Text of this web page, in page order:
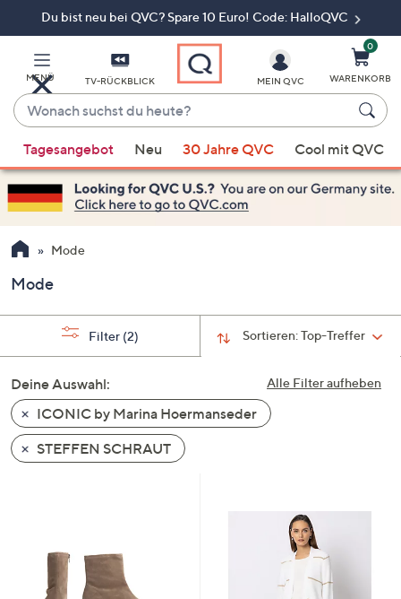
Du bist neu bei QVC? Spare 10 Euro! Code: HalloQVC
MENÜ TV-RÜCKBLICK
Wonach
suchst
du
heute?
Vorschläge
verfügbar
sind,
verwenden
Sie
Pfeiltasten
nach
und
nach
unten
oder
wischen
Sie
MEIN QVC
0
WARENKORB
Tagesangebot Neu 30 Jahre QVC Cool mit QVC
Mode
Mode
Sortieren:Top-Treffer
Filter (2)
Alle Filter aufheben
Deine Auswahl:
ICONIC by Marina Hoermanseder
STEFFEN SCHRAUT